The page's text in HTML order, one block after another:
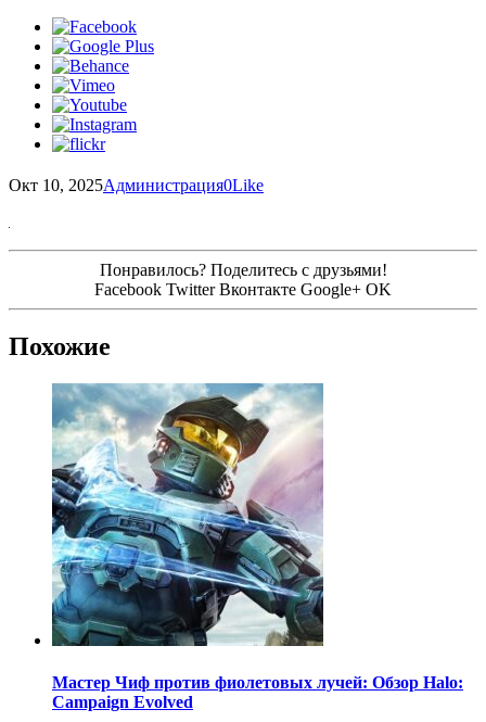
Окт 10, 2025Администрация0Like
Понравилось? Поделитесь с друзьями!
Facebook Twitter Вконтакте Google+ OK
Похожие
Мастер Чиф против фиолетовых лучей: Обзор Halo:
Campaign Evolved